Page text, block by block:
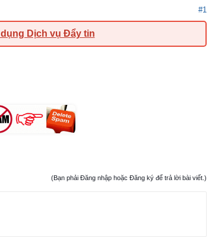
#1
Dịch vụ Đẩy tin
(Bạn phải Đăng nhập hoặc Đăng ký để trả lời bài viết.)